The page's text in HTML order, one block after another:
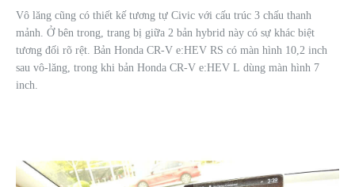
Vô lăng cũng có thiết kế tương tự Civic với cấu trúc 3 chấu thanh
mảnh. Ở bên trong, trang bị giữa 2 bản hybrid này có sự khác biệt
tương đối rõ rệt. Bản Honda CR-V e:HEV RS có màn hình 10,2 inch
sau vô-lăng, trong khi bản Honda CR-V e:HEV L dùng màn hình 7
inch.